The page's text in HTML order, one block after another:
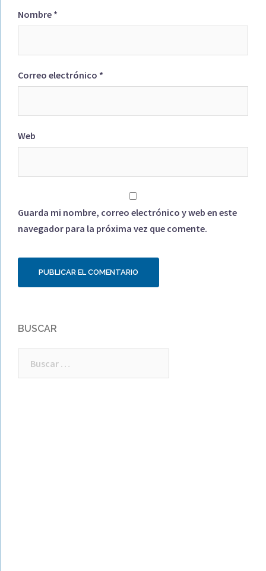
Nombre *
Correo electrónico *
Web
Guarda mi nombre, correo electrónico y web en este
navegador para la próxima vez que comente.
BUSCAR